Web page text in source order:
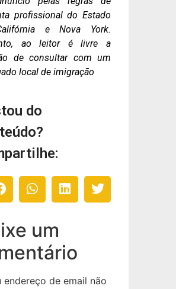
profissional do Estado
e Nova York.
ao leitor é livre a
de consultar com um
local de imigração
do
um
endereço de email não